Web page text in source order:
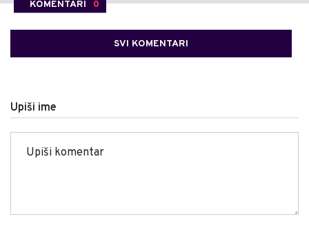
KOMENTARI 0
SVI KOMENTARI
Upiši ime